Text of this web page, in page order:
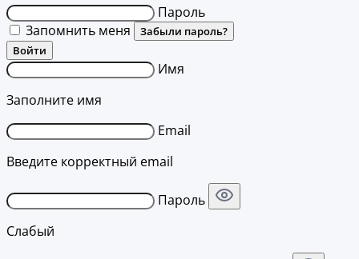
Пароль
Запомнить меня
Забыли пароль?
Войти
Имя
Заполните имя
Email
Введите корректный email
Пароль
Слабый